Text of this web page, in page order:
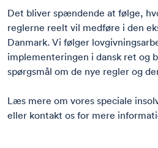
Det bliver spændende at følge,
reglerne reelt vil medføre i den
Danmark. Vi følger
implementeringen i dansk ret og
spørgsmål om de nye regler og
Læs mere om vores speciale
eller kontakt os for mere